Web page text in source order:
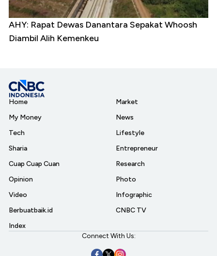
AHY: Rapat Dewas Danantara Sepakat Whoosh
Diambil Alih Kemenkeu
Home
My Money
Tech
Sharia
Cuap Cuap Cuan
Opinion
Video
Berbuatbaik.id
Index
Market
News
Lifestyle
Entrepreneur
Research
Photo
Infographic
CNBC TV
Connect With Us: